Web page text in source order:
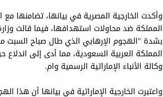
وأكدت الخارجية المصرية في بيانها، تضامنها
المملكة ضد محاولات استهدافها، فيما قالت
بشدة "الهجوم الإرهابي الذي طال صباح
المملكة العربية السعودية، مما أدى إلى
وكالة الأنباء الإماراتية الرسمية وام.
واعتبرت الخارجية الإماراتية في بيانها أن